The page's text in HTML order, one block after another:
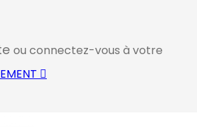
ou connectez-vous à votre